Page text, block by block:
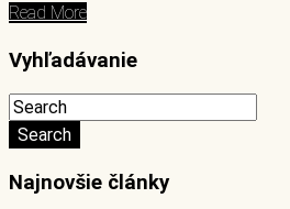
Read More
Vyhľadávanie
Search
Najnovšie články